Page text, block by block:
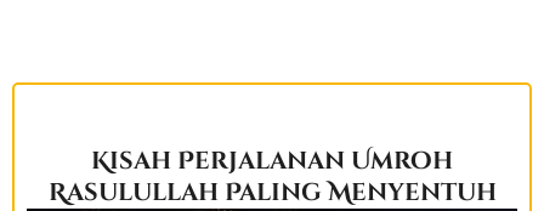
Kisah Perjalanan Umroh
Rasulullah Paling Menyentuh